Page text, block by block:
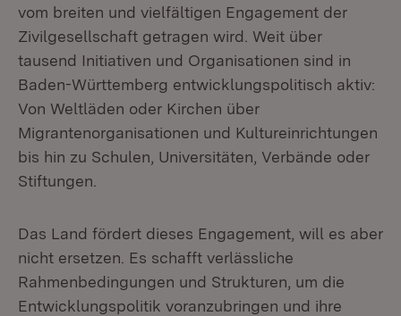
vom breiten und vielfältigen Engagement der
Zivilgesellschaft getragen wird. Weit über
tausend Initiativen und Organisationen sind in
Baden-Württemberg entwicklungspolitisch aktiv:
Von Weltläden oder Kirchen über
Migrantenorganisationen und Kultureinrichtungen
bis hin zu Schulen, Universitäten, Verbände oder
Stiftungen.
Das Land fördert dieses Engagement, will es aber
nicht ersetzen. Es schafft verlässliche
Rahmenbedingungen und Strukturen, um die
Entwicklungspolitik voranzubringen und ihre